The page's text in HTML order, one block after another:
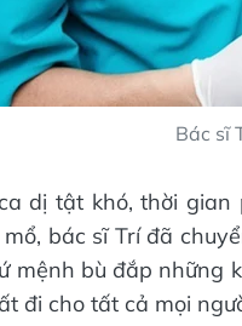
Bác sĩ
dị tật khó, thời
bác sĩ Trí đã
mệnh bù đắp những
đi cho tất cả mọi